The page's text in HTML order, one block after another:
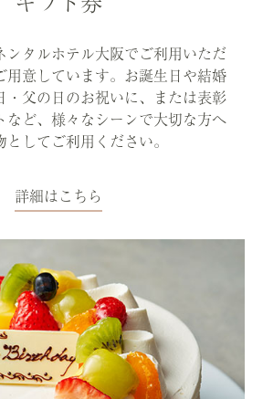
ンタルホテル大阪でご利用いただ
用意しています。お誕生日や結婚
・父の日のお祝いに、または表彰
など、様々なシーンで大切な方へ
としてご利用ください。
詳細はこちら